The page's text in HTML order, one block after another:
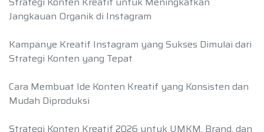
Jangkauan Organik di Instagram
Kampanye Kreatif Instagram yang Sukses Dimulai dari
Strategi Konten yang Tepat
Cara Membuat Ide Konten Kreatif yang Konsisten dan
Mudah Diproduksi
Strategi Konten Kreatif 2026 untuk UMKM, Brand, dan